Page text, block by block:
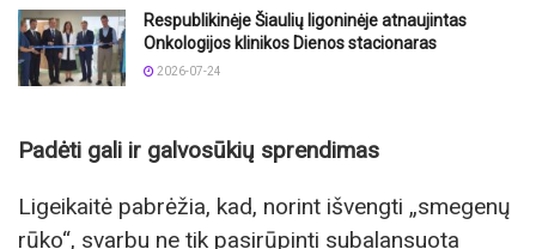
Respublikinėje Šiaulių ligoninėje atnaujintas
Onkologijos klinikos Dienos stacionaras
2026-07-24
Padėti gali ir galvosūkių sprendimas
Ligeikaitė pabrėžia, kad, norint išvengti „smegenų
rūko“, svarbu ne tik pasirūpinti subalansuota